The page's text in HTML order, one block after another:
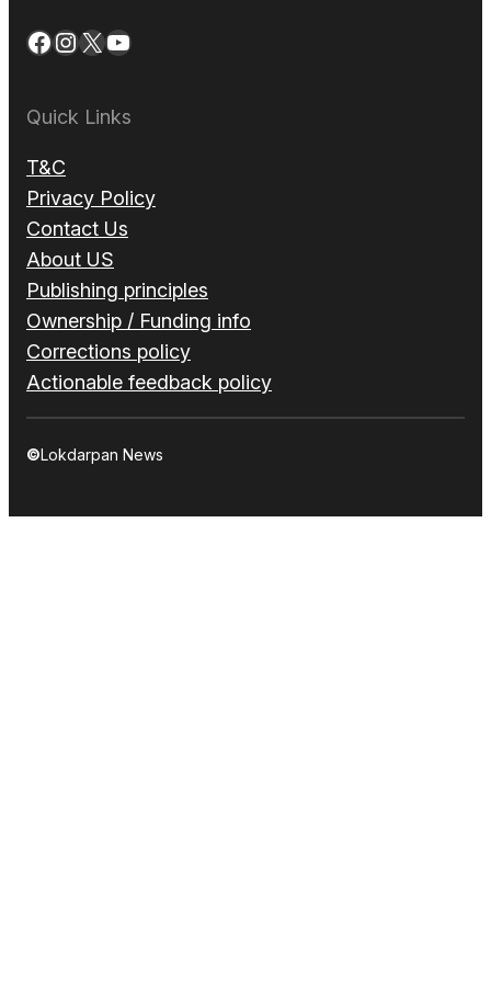
Facebook InstagramX YouTube
Quick Links
T&C
Privacy Policy
Contact Us
About US
Publishing principles
Ownership / Funding info
Corrections policy
Actionable feedback policy
©Lokdarpan News